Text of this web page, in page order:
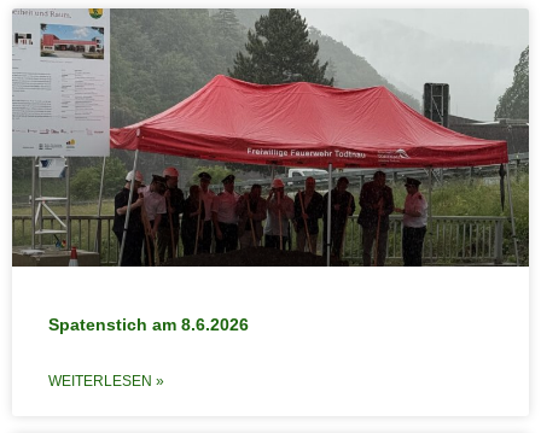
Spatenstich am 8.6.2026
WEITERLESEN »